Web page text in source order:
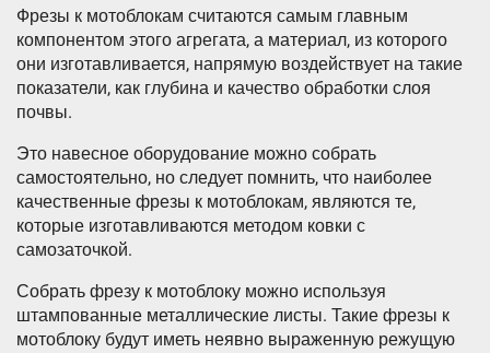
Фрезы к мотоблокам считаются самым главным
компонентом этого агрегата, а материал, из которого
они изготавливается, напрямую воздействует на такие
показатели, как глубина и качество обработки слоя
почвы.
Это навесное оборудование можно собрать
самостоятельно, но следует помнить, что наиболее
качественные фрезы к мотоблокам, являются те,
которые изготавливаются методом ковки с
самозаточкой.
Собрать фрезу к мотоблоку можно используя
штампованные металлические листы. Такие фрезы к
мотоблоку будут иметь неявно выраженную режущую